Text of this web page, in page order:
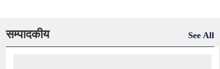
सम्पादकीय See All